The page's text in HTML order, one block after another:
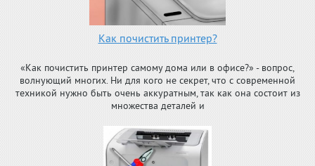
Как почистить принтер?
«Как почистить принтер самому дома или в офисе?» - вопрос,
волнующий многих. Ни для кого не секрет, что с современной
техникой нужно быть очень аккуратным, так как она состоит из
множества деталей и